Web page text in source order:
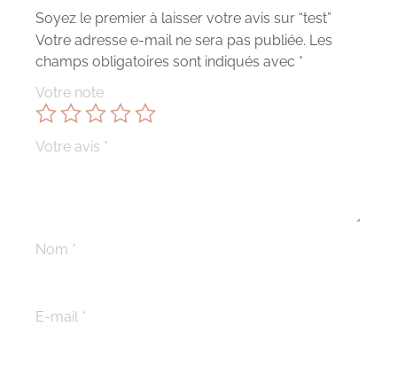
Soyez le premier à laisser votre avis sur “test”
Votre adresse e-mail ne sera pas publiée. Les
champs obligatoires sont indiqués avec *
Votre note
Votre avis *
Nom *
E-mail *